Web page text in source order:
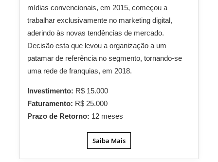
mídias convencionais, em 2015, começou a
trabalhar exclusivamente no marketing digital,
aderindo às novas tendências de mercado.
Decisão esta que levou a organização a um
patamar de referência no segmento, tornando-se
uma rede de franquias, em 2018.
Investimento: R$ 15.000
Faturamento: R$ 25.000
Prazo de Retorno: 12 meses
Saiba Mais